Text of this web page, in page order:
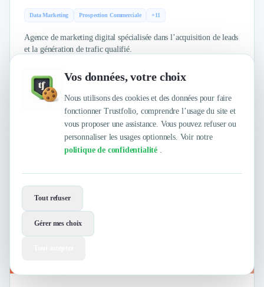
Vos données, votre choix
Nous utilisons des cookies et des données pour faire
fonctionner Trustfolio, comprendre l’usage du site et
vous proposer une assistance. Vous pouvez refuser ou
personnaliser les usages optionnels. Voir notre
politique de confidentialité .
Tout refuser
Gérer mes choix
Data Marketing Prospection Commerciale +11
Agence de marketing digital spécialisée dans l’acquisition de leads
et la génération de trafic qualifié.
4.7/ 5
5 avis clients Authentifiés par Trustfolio
Agence Clic